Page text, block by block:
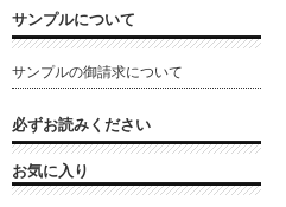
サンプルについて
サンプルの御請求について
必ずお読みください
お気に入り